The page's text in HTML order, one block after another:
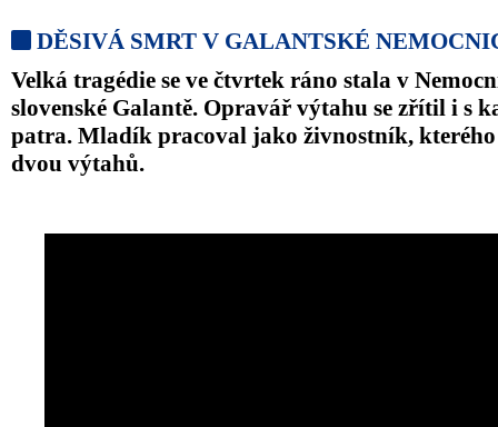
DĚSIVÁ SMRT V GALANTSKÉ
Velká tragédie se ve čtvrtek ráno stala v
slovenské Galantě. Opravář výtahu se zřítil i s
patra. Mladík pracoval jako živnostník,
dvou výtahů.